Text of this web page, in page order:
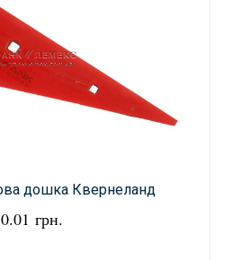
дошка Квернеланд
0.01 грн.